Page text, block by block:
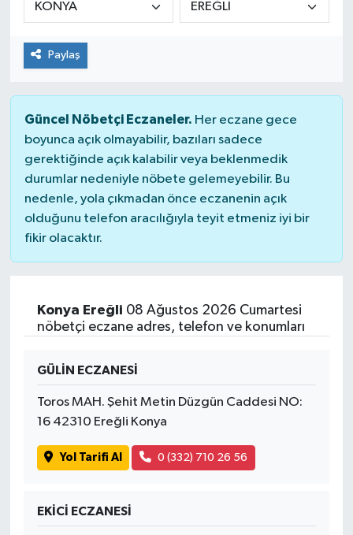
Paylaş
Güncel Nöbetçi Eczaneler. Her eczane gece
boyunca açık olmayabilir, bazıları sadece
gerektiğinde açık kalabilir veya beklenmedik
durumlar nedeniyle nöbete gelemeyebilir. Bu
nedenle, yola çıkmadan önce eczanenin açık
olduğunu telefon aracılığıyla teyit etmeniz iyi bir
fikir olacaktır.
Konya Ereğli 08 Ağustos 2026 Cumartesi
nöbetçi eczane adres, telefon ve konumları
GÜLİN ECZANESİ
Toros MAH. Şehit Metin Düzgün Caddesi NO:
16 42310 Ereğli Konya
Yol Tarifi Al 0 (332) 710 26 56
EKİCİ ECZANESİ